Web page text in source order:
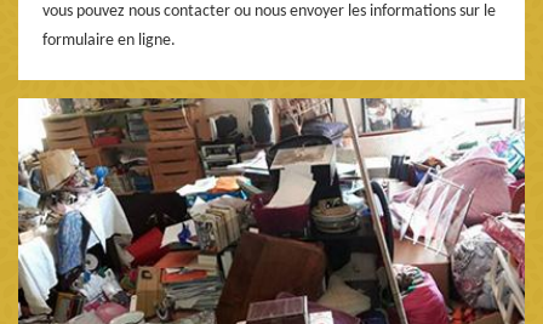
vous pouvez nous contacter ou nous envoyer les informations sur le
formulaire en ligne.